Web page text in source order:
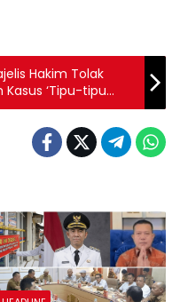
Hakim Tolak
Kasus ‘Tipu-tipu